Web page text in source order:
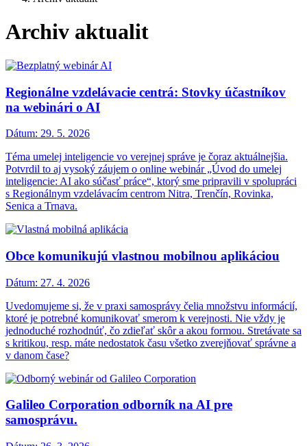
Archiv aktualit
Regionálne vzdelávacie centrá: Stovky účastníkov
na webinári o AI
Dátum: 29. 5. 2026
Téma umelej inteligencie vo verejnej správe je čoraz aktuálnejšia.
Potvrdil to aj vysoký záujem o online webinár „Úvod do umelej
inteligencie: AI ako súčasť práce“, ktorý sme pripravili v spolupráci
s Regionálnym vzdelávacím centrom Nitra, Trenčín, Rovinka,
Senica a Trnava.
Obce komunikujú vlastnou mobilnou aplikáciou
Dátum: 27. 4. 2026
Uvedomujeme si, že v praxi samosprávy čelia množstvu informácií,
ktoré je potrebné komunikovať smerom k verejnosti. Nie vždy je
jednoduché rozhodnúť, čo zdieľať skôr a akou formou. Stretávate sa
s kritikou, resp. máte nedostatok času všetko zverejňovať správne a
v danom čase?
Galileo Corporation odborník na AI pre
samosprávu.